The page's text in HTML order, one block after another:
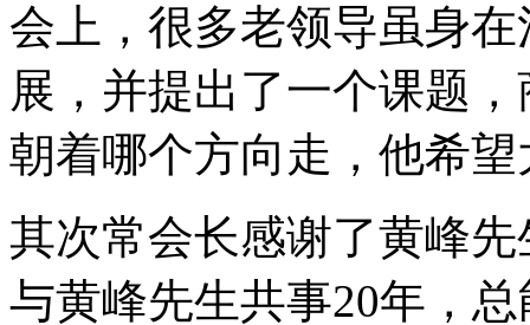
会上，很多老领导虽身
展，并提出了一个课题
朝着哪个方向走，他希
其次常会长感谢了黄峰
与黄峰先生共事20年，